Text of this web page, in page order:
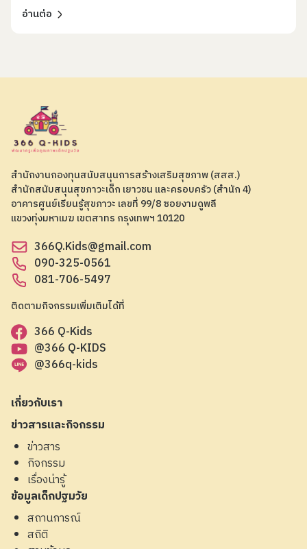
อ่านต่อ
สำนักงานกองทุนสนับสนุนการสร้างเสริมสุขภาพ (สสส.)
สำนักสนับสนุนสุขภาวะเด็ก เยาวชน และครอบครัว (สำนัก 4)
อาคารศูนย์เรียนรู้สุขภาวะ เลขที่ 99/8 ซอยงามดูพลี
แขวงทุ่งมหาเมฆ เขตสาทร กรุงเทพฯ 10120
366Q.Kids@gmail.com
090-325-0561
081-706-5497
เกี่ยวกับเรา
ข่าวสารและกิจกรรม
ข่าวสาร
กิจกรรม
เรื่องน่ารู้
ข้อมูลเด็กปฐมวัย
สถานการณ์
สถิติ
ติดตามกิจกรรมเพิ่มเติมได้ที่
366 Q-Kids
@366 Q-KIDS
@366q-kids